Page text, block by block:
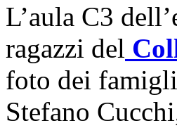
L’aula C3
ragazzi del
foto dei
Stefano